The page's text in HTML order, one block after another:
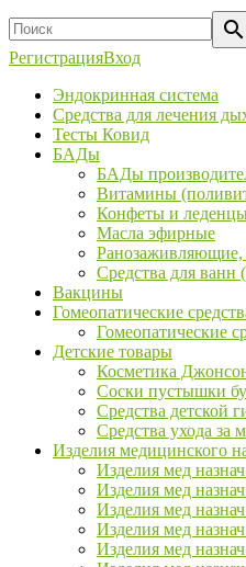
РегистрацияВход
Эндокринная система
Средства для лечения
Тесты Ковид
БАДы
БАДы
Витамины
Конфеты и
Масла эфирные
Средства для ванн
Вакцины
Гомеопатические
Гомеопатические
Детские товары
Косметика
Соски пустышки
Средства детской
Средства ухода за
Изделия медицинского
Изделия мед
Изделия мед
Изделия мед
Изделия мед
Изделия мед